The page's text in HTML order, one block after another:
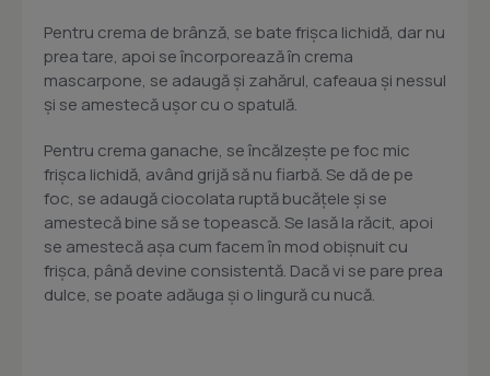
Pentru crema de brânză, se bate frişca lichidă, dar nu
prea tare, apoi se încorporează în crema
mascarpone, se adaugă şi zahărul, cafeaua şi nessul
şi se amestecă uşor cu o spatulă.
Pentru crema ganache, se încălzeşte pe foc mic
frişca lichidă, având grijă să nu fiarbă. Se dă de pe
foc, se adaugă ciocolata ruptă bucăţele şi se
amestecă bine să se topească. Se lasă la răcit, apoi
se amestecă aşa cum facem în mod obişnuit cu
frişca, până devine consistentă. Dacă vi se pare prea
dulce, se poate adăuga şi o lingură cu nucă.